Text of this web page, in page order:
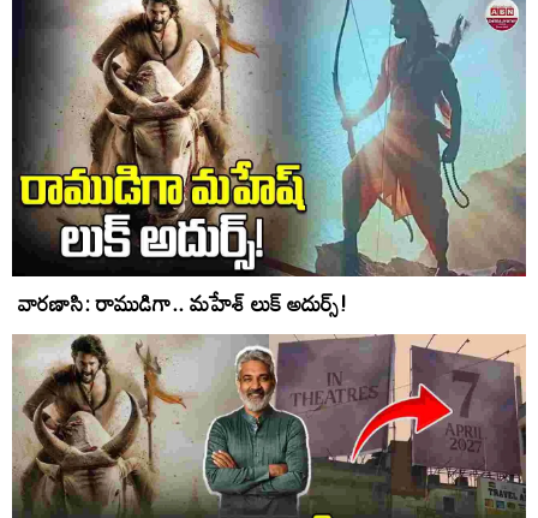
వార‌ణాసి: రాముడిగా.. మహేశ్‌ లుక్ అదుర్స్!